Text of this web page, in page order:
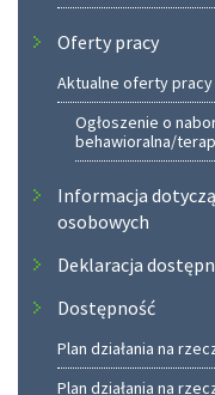
Oferty pracy
Aktualne oferty pracy
Ogłoszenie o
behawioralna/
Informacja
osobowych
Deklaracja
Dostępność
Plan działania na
Plan działania na